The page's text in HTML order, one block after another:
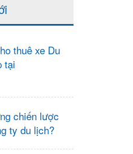
thuê xe Du
tại
chiến lược
ty du lịch?